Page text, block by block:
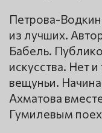
Петрова-
из лучших.
Бабель.
искусства. Нет
вещуньи.
Ахматова
Гумилевым